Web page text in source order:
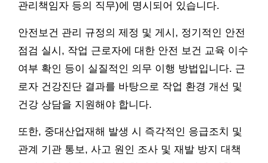
관리책임자 등의 직무)에 명시되어 있습니다.
안전보건 관리 규정의 제정 및 게시, 정기적인 안전
점검 실시, 작업 근로자에 대한 안전 보건 교육 이수
여부 확인 등이 실질적인 의무 이행 방법입니다. 근
로자 건강진단 결과를 바탕으로 작업 환경 개선 및
건강 상담을 지원해야 합니다.
또한, 중대산업재해 발생 시 즉각적인 응급조치 및
관계 기관 통보, 사고 원인 조사 및 재발 방지 대책